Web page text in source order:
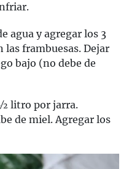
agua y agregar los 3
las frambuesas. Dejar
bajo (no debe de
litro por jarra.
de miel. Agregar los